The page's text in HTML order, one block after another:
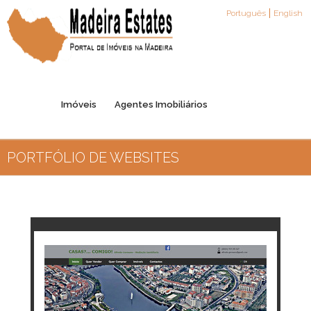
Português English
Imóveis Agentes Imobiliários
Registo de Agentes Parceiros Contactos
PORTFÓLIO DE WEBSITES